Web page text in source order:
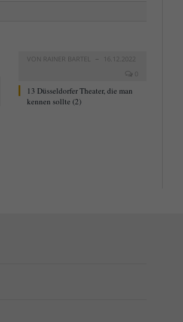
VON RAINER BARTEL
16.12.2022
0
13 Düsseldorfer Theater, die man
kennen sollte (2)